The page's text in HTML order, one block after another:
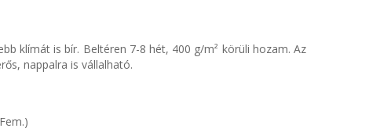
klímát is bír. Beltéren 7-8 hét, 400 g/m² körüli hozam. Az
nappalra is vállalható.